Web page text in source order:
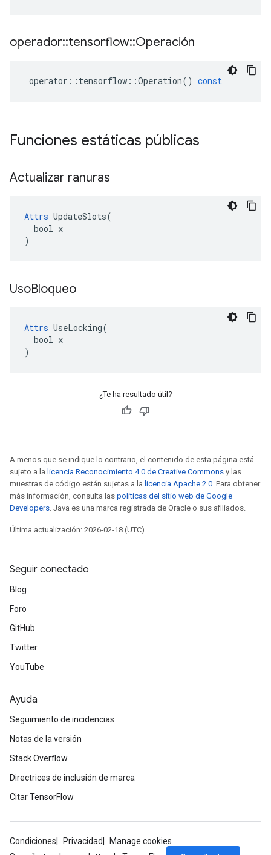
operador::tensorflow::Operación
operator :: tensorflow ::Operation() const
Funciones estáticas públicas
Actualizar ranuras
Attrs UpdateSlots(
  bool x
)
UsoBloqueo
Attrs UseLocking(
  bool x
)
¿Te ha resultado útil?
A menos que se indique lo contrario, el contenido de esta página está
sujeto a la licencia Reconocimiento 4.0 de Creative Commons y las
muestras de código están sujetas a la licencia Apache 2.0. Para obtener
más información, consulta las políticas del sitio web de Google
Developers. Java es una marca registrada de Oracle o sus afiliados.
Última actualización: 2026-02-18 (UTC).
Seguir conectado
Blog
Foro
GitHub
Twitter
YouTube
Ayuda
Seguimiento de incidencias
Notas de la versión
Stack Overflow
Directrices de inclusión de marca
Citar TensorFlow
Condiciones Privacidad
Manage cookies